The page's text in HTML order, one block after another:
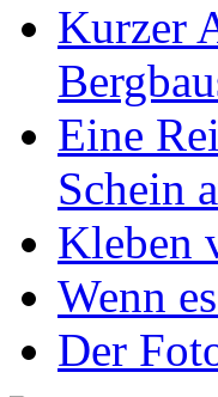
Kurzer
Eine
Schein
Kleben
Wenn
Der